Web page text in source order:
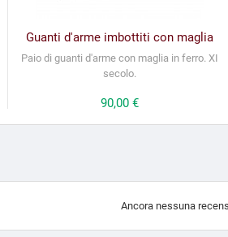
Guanti d'arme imbottiti con maglia
Paio di guanti d'arme con maglia in ferro. XI
secolo.
Prezzo
90,00 €
Ancora nessuna